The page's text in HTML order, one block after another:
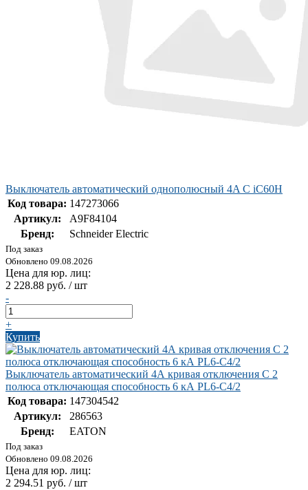
Выключатель автоматический однополюсный 4A C iC60H
Код товара: 147273066
Артикул:
A9F84104
Бренд:
Schneider Electric
Под заказ
Обновлено 09.08.2026
Цена для юр. лиц:
2 228.88 руб. / шт
-
+
Купить
Выключатель автоматический 4А кривая отключения С 2
полюса отключающая способность 6 кА PL6-C4/2
Код товара: 147304542
Артикул:
286563
Бренд:
EATON
Под заказ
Обновлено 09.08.2026
Цена для юр. лиц:
2 294.51 руб. / шт